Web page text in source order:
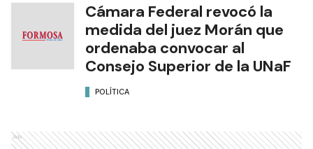
Cámara Federal revocó la
medida del juez Morán que
ordenaba convocar al
Consejo Superior de la UNaF
POLÍTICA
Ads